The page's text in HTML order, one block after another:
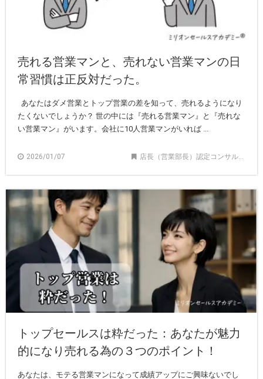
売れる営業マンと、売れない営業マンの日
常習慣は正反対だった。
あなたはダメ営業とトップ営業の差を知って、売れるようになり
たくないでしょうか？ 世の中には『売れる営業マン』と『売れな
い営業マン』がいます。会社に10人営業マンがいれば ...
2026/01/07 店長（営業部長）認定コンサルタント記事
トップセールスは粋だった：あなたが魅力
的になり売れる為の３つのポイント！
あなたは、モテる営業マンになって成績アップにご興味ないでし